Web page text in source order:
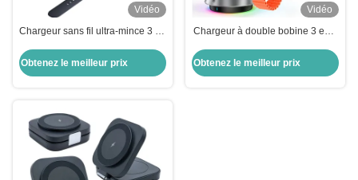
Vidéo
Chargeur sans fil ultra-mince 3 en
téléphone et casque
Obtenez le meilleur prix
Vidéo
Chargeur à double bobine 3 en 1
charge Magsafe personnalisée
Obtenez le meilleur prix